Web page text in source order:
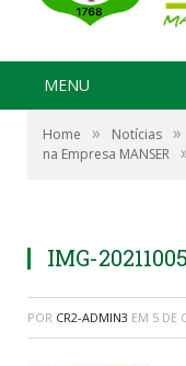
MENU
Home » Notícias »
na Empresa MANSER
IMG-
POR CR2-ADMIN3 EM 5 DE